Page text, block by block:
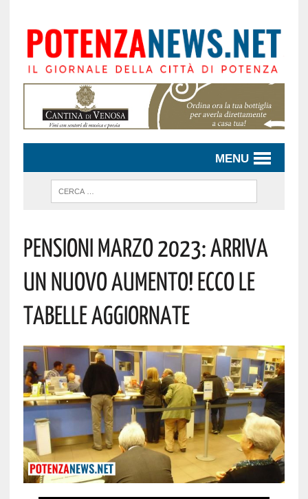
MENU
Pensioni Marzo 2023: Arriva
Un Nuovo Aumento! Ecco Le
Tabelle Aggiornate